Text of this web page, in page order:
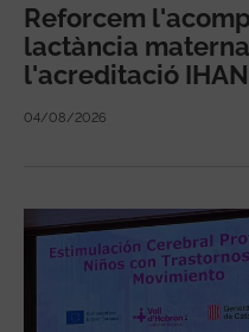
Reforcem
lactància
l'acreditació IHAN
04/08/2026